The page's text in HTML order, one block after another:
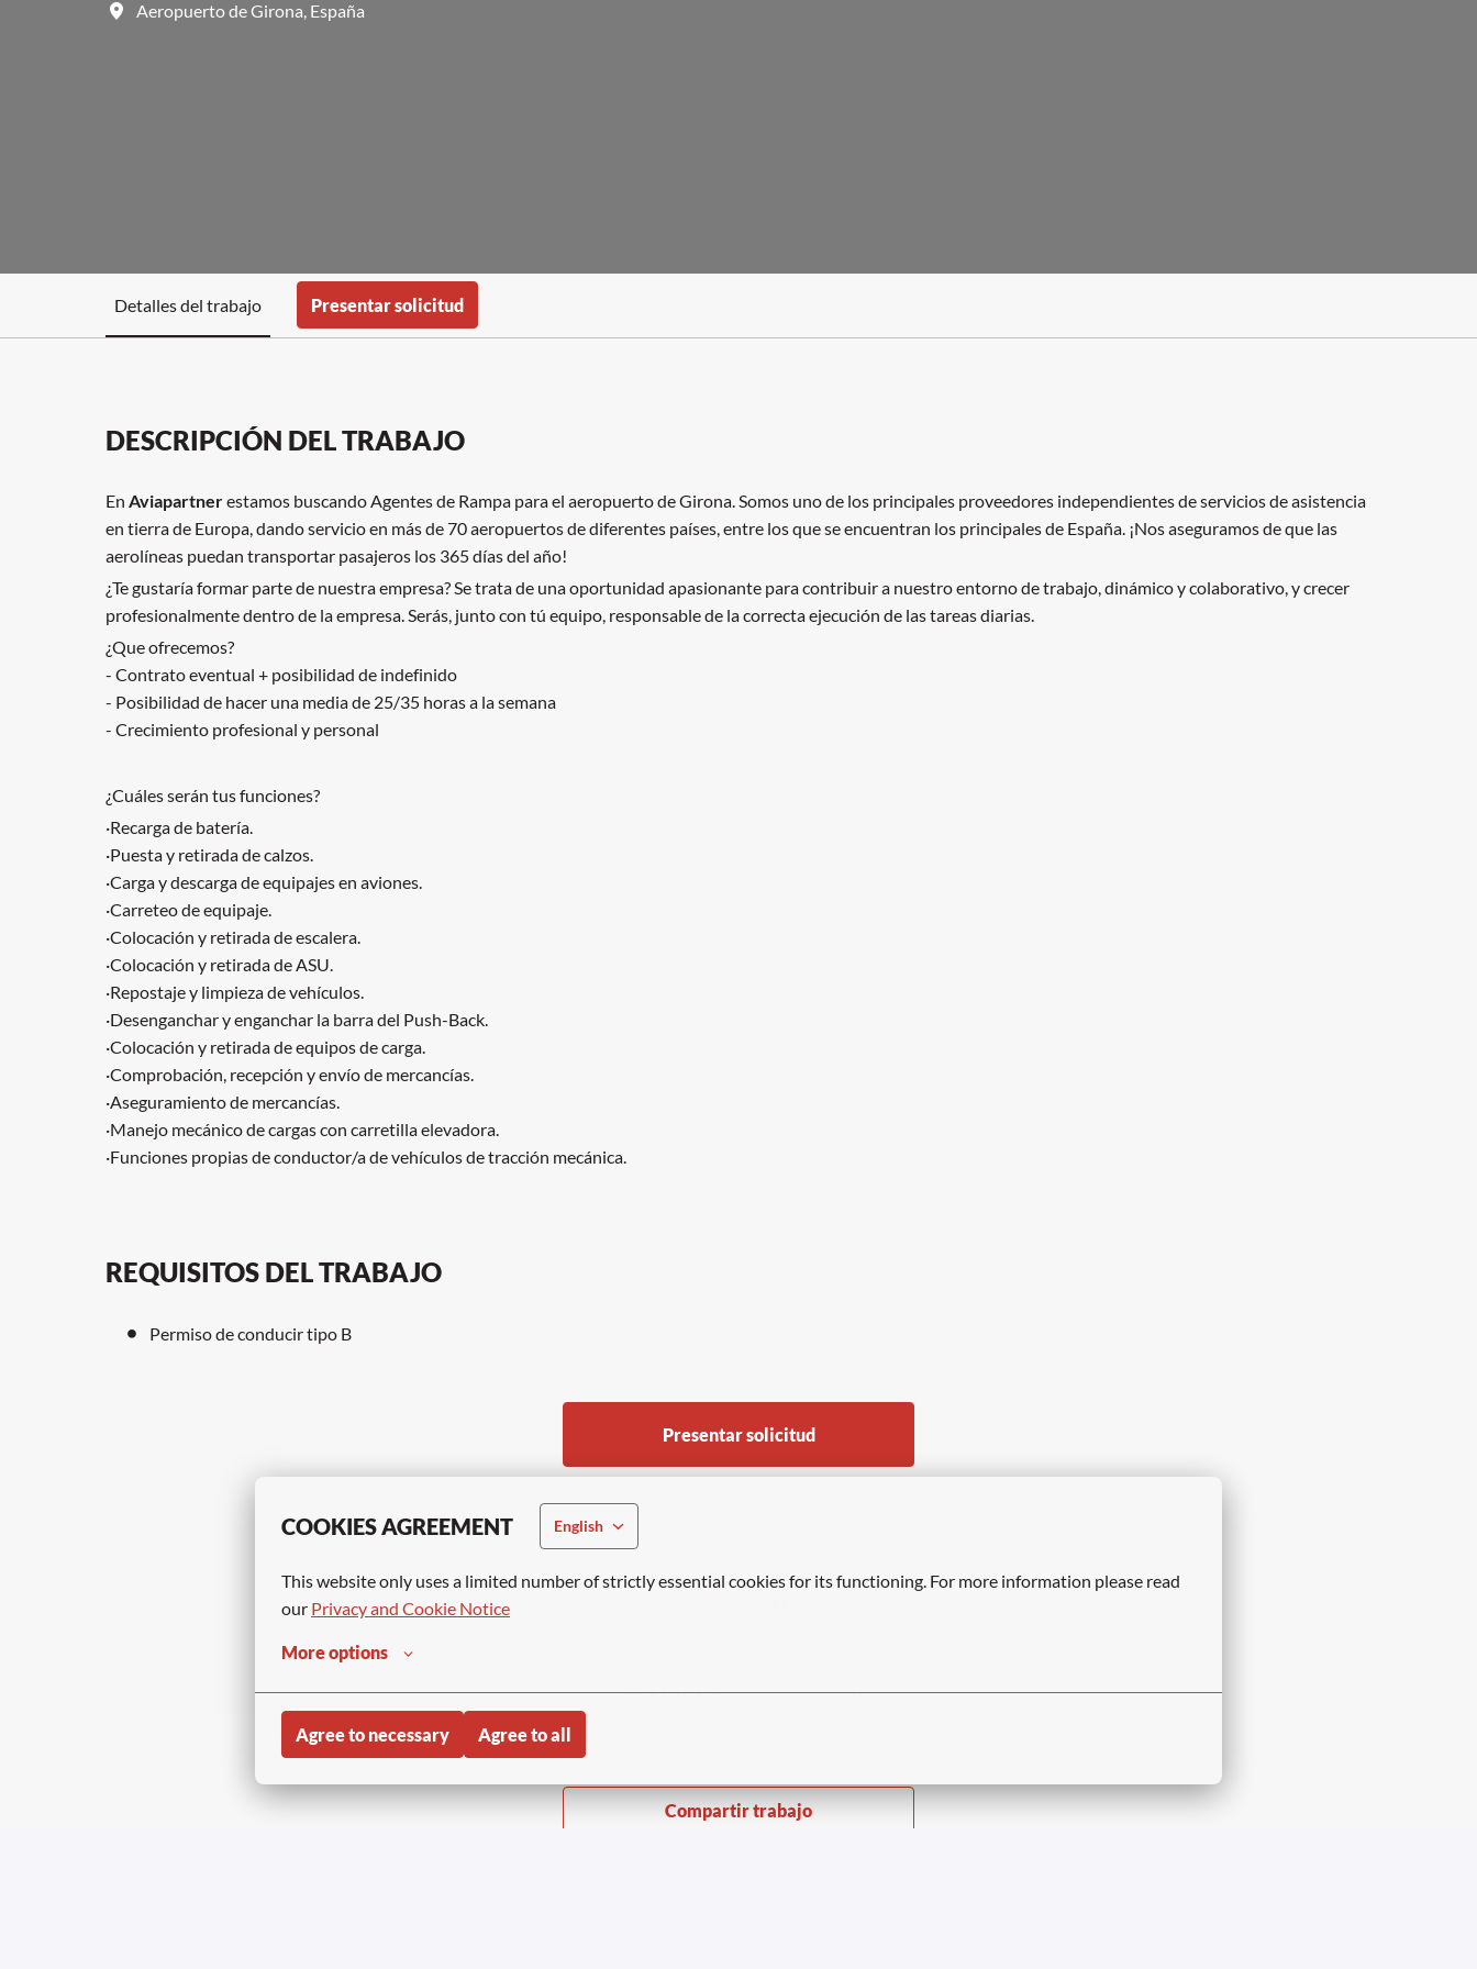
COOKIES AGREEMENT English
This website only uses a limited number of strictly essential cookies for its functioning. For more information please read
our Privacy and Cookie Notice
More options
Agree to necessary Agree to all
Aeropuerto de Girona, España
Detalles del trabajo Presentar solicitud
DESCRIPCIÓN DEL TRABAJO
En Aviapartnerestamos buscando Agentes de Rampa para el aeropuerto de Girona. Somos uno de los principales proveedores independientes de servicios de asistencia
en tierra de Europa, dando servicio en más de 70 aeropuertos de diferentes países, entre los que se encuentran los principales de España. ¡Nos aseguramos de que las
aerolíneas puedan transportar pasajeros los 365 días del año!
¿Te gustaría formar parte de nuestra empresa? Se trata de una oportunidad apasionante para contribuir a nuestro entorno de trabajo, dinámico y colaborativo, y crecer
profesionalmente dentro de la empresa. Serás, junto con tú equipo, responsable de la correcta ejecución de las tareas diarias.
¿Que ofrecemos?
- Contrato eventual + posibilidad de indefinido
- Posibilidad de hacer una media de 25/35 horas a la semana
- Crecimiento profesional y personal
¿Cuáles serán tus funciones?
·Recarga de batería.
·Puesta y retirada de calzos.
·Carga y descarga de equipajes en aviones.
·Carreteo de equipaje.
·Colocación y retirada de escalera.
·Colocación y retirada de ASU.
·Repostaje y limpieza de vehículos.
·Desenganchar y enganchar la barra del Push-Back.
·Colocación y retirada de equipos de carga.
·Comprobación, recepción y envío de mercancías.
·Aseguramiento de mercancías.
·Manejo mecánico de cargas con carretilla elevadora.
·Funciones propias de conductor/a de vehículos de tracción mecánica.
REQUISITOS DEL TRABAJO
Permiso de conducir tipo B
Presentar solicitud
APPLY WITH LINKEDIN
APPLY WITH INDEEDUNAVAILABLE
Compartir trabajo